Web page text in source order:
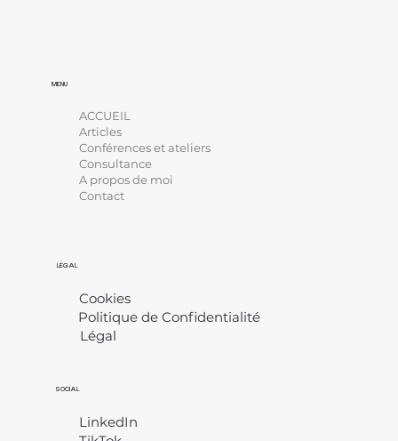
LÉGAL
Cookies
Politique de Confidentialité
Légal
SOCIAL
LinkedIn
MENU
ACCUEIL
Articles
Conférences et ateliers
Consultance
A propos de moi
Contact